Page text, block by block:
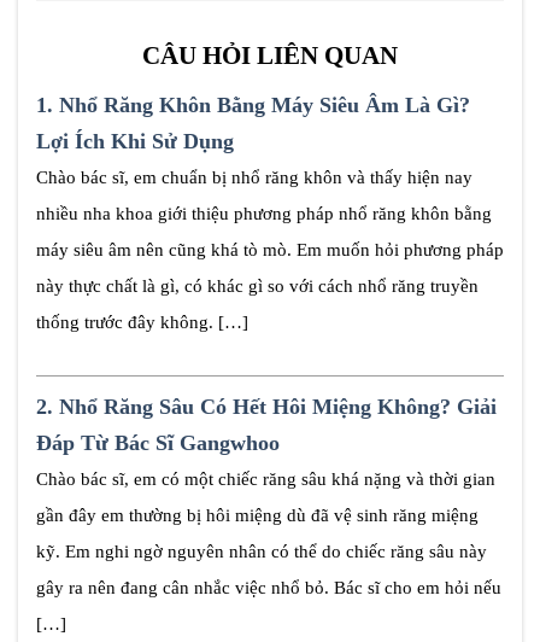
CÂU HỎI LIÊN QUAN
1. Nhổ Răng Khôn Bằng Máy Siêu Âm Là Gì?
Lợi Ích Khi Sử Dụng
Chào bác sĩ, em chuẩn bị nhổ răng khôn và thấy hiện nay
nhiều nha khoa giới thiệu phương pháp nhổ răng khôn bằng
máy siêu âm nên cũng khá tò mò. Em muốn hỏi phương pháp
này thực chất là gì, có khác gì so với cách nhổ răng truyền
thống trước đây không. […]
2. Nhổ Răng Sâu Có Hết Hôi Miệng Không? Giải
Đáp Từ Bác Sĩ Gangwhoo
Chào bác sĩ, em có một chiếc răng sâu khá nặng và thời gian
gần đây em thường bị hôi miệng dù đã vệ sinh răng miệng
kỹ. Em nghi ngờ nguyên nhân có thể do chiếc răng sâu này
gây ra nên đang cân nhắc việc nhổ bỏ. Bác sĩ cho em hỏi nếu
[…]